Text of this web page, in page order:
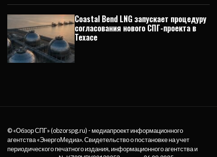
Coastal Bend LNG запускает процедуру
согласования нового СПГ-проекта в
Техасе
© «Обзор СПГ» (obzorspg.ru) - медиапроект информационного
агентства«ЭнергоМедиа». Свидетельство о постановке на учет
периодического печатного издания, информационного агентства и